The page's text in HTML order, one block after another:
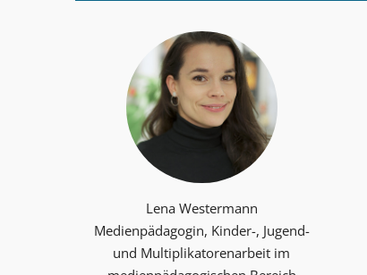
Lena Westermann
Medienpädagogin, Kinder-, Jugend-
und Multiplika­toren­arbeit im